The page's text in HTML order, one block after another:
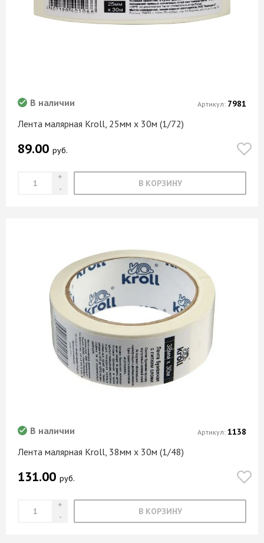
Лента малярная Kroll, 25мм х 30м (1/72)
В наличии
89.00 руб.
В КОРЗИНУ
Артикул: 7981
Лента малярная Kroll, 38мм х 30м (1/48)
В наличии
131.00 руб.
В КОРЗИНУ
Артикул: 1138